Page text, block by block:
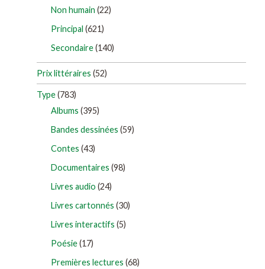
Non humain (22)
Principal (621)
Secondaire(140)
Prix littéraires (52)
Type(783)
Albums (395)
Bandes dessinées (59)
Contes (43)
Documentaires (98)
Livres audio (24)
Livres cartonnés (30)
Livres interactifs (5)
Poésie(17)
Premières lectures (68)